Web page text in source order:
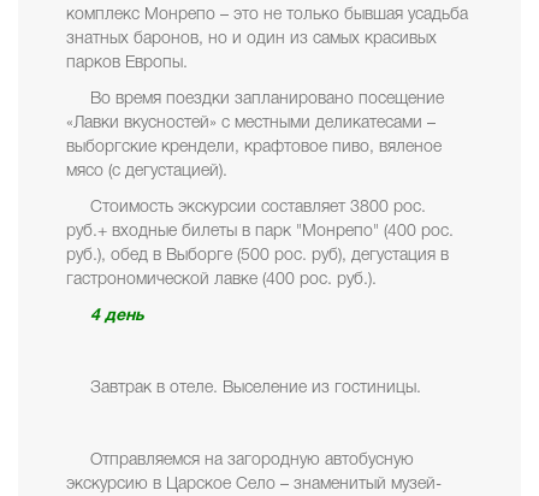
комплекс Монрепо – это не только бывшая усадьба
знатных баронов, но и один из самых красивых
парков Европы.
Во время поездки запланировано посещение
«Лавки вкусностей» с местными деликатесами –
выборгские крендели, крафтовое пиво, вяленое
мясо (с дегустацией).
Стоимость экскурсии составляет 3800 рос.
руб.+ входные билеты в парк "Монрепо" (400 рос.
руб.), обед в Выборге (500 рос. руб), дегустация в
гастрономической лавке (400 рос. руб.).
4 день
Завтрак в отеле. Выселение из гостиницы.
Отправляемся на загородную автобусную
экскурсию в Царское Село – знаменитый музей-